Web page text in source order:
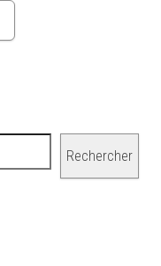
Rechercher